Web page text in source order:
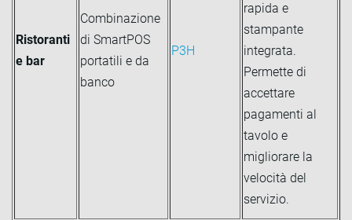
Ristoranti
e bar
Combinazione
di SmartPOS
portatili e da
banco
P3H
rapida e
stampante
integrata.
Permette di
accettare
pagamenti al
tavolo e
migliorare la
velocità del
servizio.